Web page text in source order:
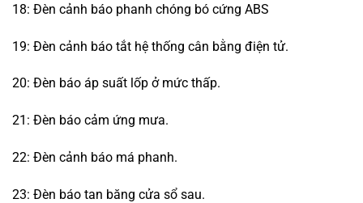
18: Đèn cảnh báo phanh chóng bó cứng ABS
19: Đèn cảnh báo tắt hệ thống cân bằng điện tử.
20: Đèn báo áp suất lốp ở mức thấp.
21: Đèn báo cảm ứng mưa.
22: Đèn cảnh báo má phanh.
23: Đèn báo tan băng cửa sổ sau.